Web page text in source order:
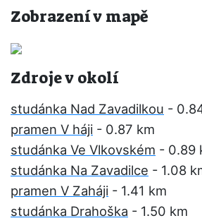
Zobrazení v mapě
Zdroje v okolí
studánka Nad Zavadilkou -
pramen V háji - 0.87 km
studánka Ve Vlkovském - 0.89
studánka Na Zavadilce - 1.08
pramen V Zaháji - 1.41 km
studánka Drahoška - 1.50 km